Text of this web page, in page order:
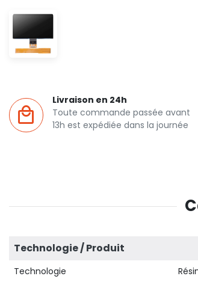
Livraison en 24h
Toute commande passée avant
13h est expédiée dans la journée
Technologie / Produit
Technologie